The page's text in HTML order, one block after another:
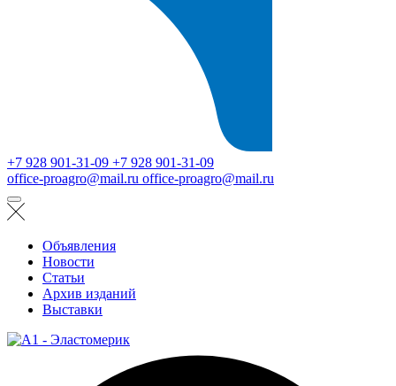
+7 928 901-31-09 +7 928 901-31-09
office-proagro@mail.ru office-proagro@mail.ru
Объявления
Новости
Статьи
Архив изданий
Выставки